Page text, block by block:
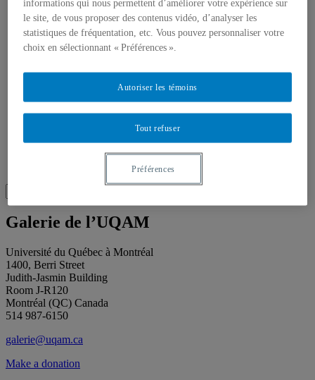
News
About
Accessibility
Contact
Project Proposals
Support
Press
Recherche placeholder
for:
Galerie de l’UQAM
Université du Québec à Montréal
1400, Berri Street
Judith-Jasmin Building
Room J-R120
Montréal (QC) Canada
514 987-6150
galerie@uqam.ca
Make a donation
informations qui nous permettent d’améliorer votre expérience sur
le site, de vous proposer des contenus vidéo, d’analyser les
statistiques de fréquentation, etc. Vous pouvez personnaliser votre
choix en sélectionnant « Préférences ».
Tout refuser
Autoriser les témoins
Préférences